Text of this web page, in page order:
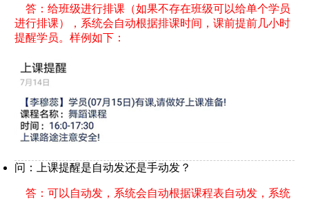
答：给班级进行排课（如果不存在班级可以给单个学员
进行排课），系统会自动根据排课时间，课前提前几小时
提醒学员。样例如下：
问：上课提醒是自动发还是手动发？
答：可以自动发，系统会自动根据课程表自动发，系统